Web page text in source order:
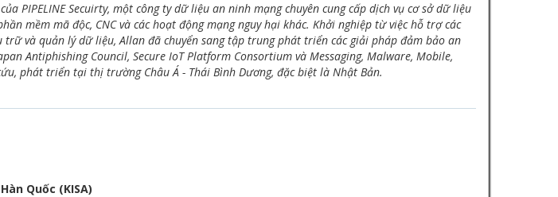
PIPELINE Secuirty, một công ty dữ liệu an ninh mạng chuyên cung cấp dịch vụ cơ sở dữ liệu
mềm mã độc, CNC và các hoạt động mạng nguy hại khác. Khởi nghiệp từ việc hỗ trợ các
và quản lý dữ liệu, Allan đã chuyển sang tập trung phát triển các giải pháp đảm bảo an
Antiphishing Council, Secure IoT Platform Consortium và Messaging, Malware, Mobile,
phát triển tại thị trường Châu Á - Thái Bình Dương, đặc biệt là Nhật Bản.
Quốc (KISA)